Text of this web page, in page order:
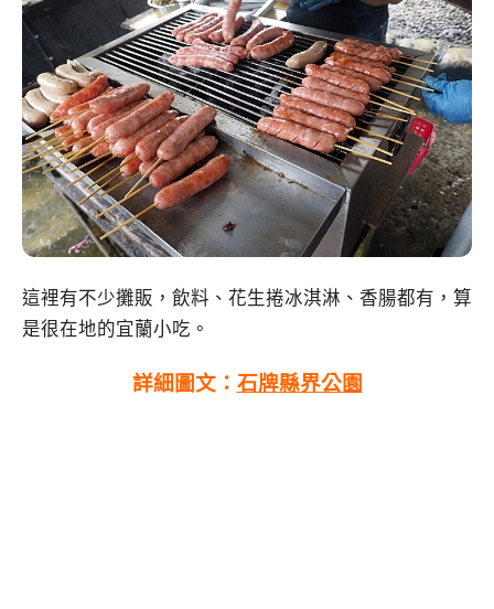
這裡有不少攤販，飲料、花生捲冰淇淋、香腸都有，算
是很在地的宜蘭小吃。
詳細圖文： 石牌縣界公園